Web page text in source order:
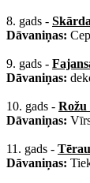
8. gads -
Dāvaniņas:
9. gads -
Dāvaniņas:
10. gads - Rožu
Dāvaniņas:
11. gads -
Dāvaniņas: